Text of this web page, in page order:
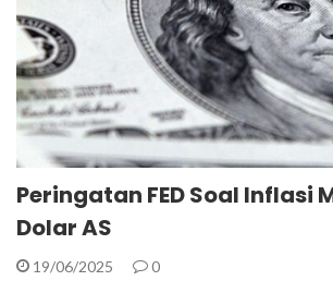
Peringatan FED Soal Inflasi
Dolar AS
19/06/2025 0